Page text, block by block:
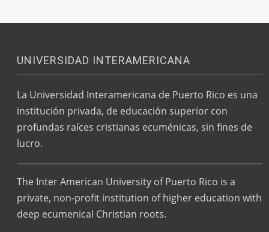
UNIVERSIDAD INTERAMERICANA
La Universidad Interamericana de Puerto Rico es una
institución privada, de educación superior con
profundas raíces cristianas ecuménicas, sin fines de
lucro.
The Inter American University of Puerto Rico is a
private, non-profit institution of higher education with
deep ecumenical Christian roots.